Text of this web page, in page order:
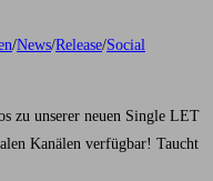
/News/Release/Social
zu unserer neuen Single LET
Kanälen verfügbar! Taucht